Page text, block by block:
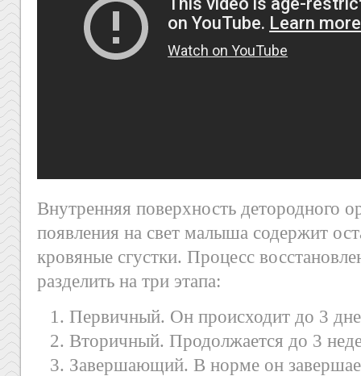
Внутренняя поверхность детородного
появления на свет малыша содержит
кровяные сгустки. Процесс
разделить на три этапа:
Первичный. Он происходит до 3
Вторичный. Продолжается до 3
Завершающий. В норме он